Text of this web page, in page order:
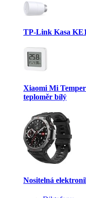
TP-Link Kasa
Xiaomi Mi
teploměr bílý
Nositelná